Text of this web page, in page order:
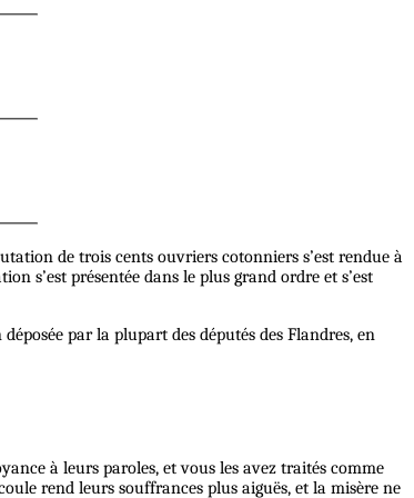
de trois cents ouvriers cotonniers s’est rendue à
s’est présentée dans le plus grand ordre et s’est
par la plupart des députés des Flandres, en
à leurs paroles, et vous les avez traités comme
rend leurs souffrances plus aiguës, et la misère ne